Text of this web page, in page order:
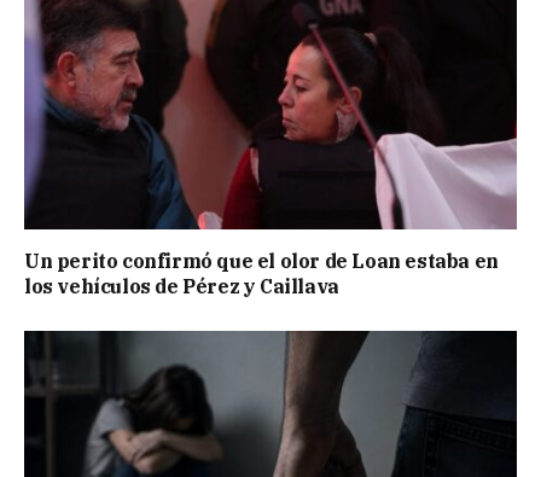
Un perito confirmó que el olor de Loan estaba en
los vehículos de Pérez y Caillava